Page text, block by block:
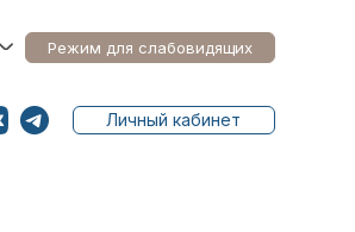
Режим для слабовидящих
Личный кабинет